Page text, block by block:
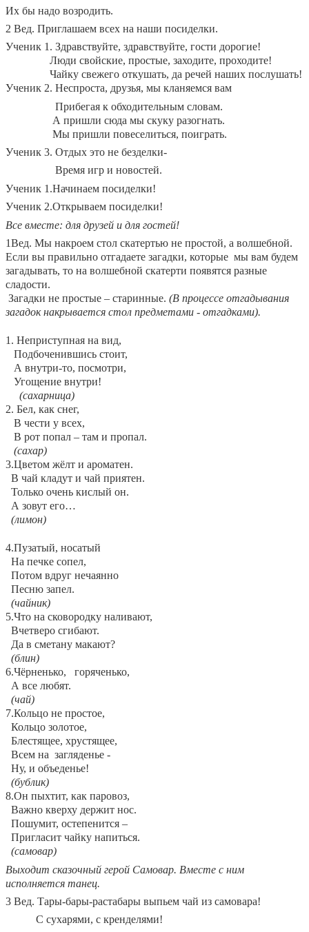
Их бы надо возродить.
2 Вед. Приглашаем всех на наши посиделки.
Ученик 1. Здравствуйте, здравствуйте, гости дорогие!
Люди свойские, простые, заходите, проходите!
Чайку свежего откушать, да речей наших послушать!
Ученик 2. Неспроста, друзья, мы кланяемся вам
Прибегая к обходительным словам.
А пришли сюда мы скуку разогнать.
Мы пришли повеселиться, поиграть.
Ученик 3. Отдых это не безделки-
Время игр и новостей.
Ученик 1.Начинаем посиделки!
Ученик 2.Открываем посиделки!
Все вместе: для друзей и для гостей!
1Вед. Мы накроем стол скатертью не простой, а волшебной.
Если вы правильно отгадаете загадки, которые мы вам будем
загадывать, то на волшебной скатерти появятся разные
сладости.
Загадки не простые – старинные. (В процессе отгадывания
загадок накрывается стол предметами - отгадками).
1. Неприступная на вид,
Подбоченившись стоит,
А внутри-то, посмотри,
Угощение внутри!
(сахарница)
2. Бел, как снег,
В чести у всех,
В рот попал – там и пропал.
(сахар)
3.Цветом жёлт и ароматен.
В чай кладут и чай приятен.
Только очень кислый он.
А зовут его…
(лимон)
4.Пузатый, носатый
На печке сопел,
Потом вдруг нечаянно
Песню запел.
(чайник)
5.Что на сковородку наливают,
Вчетверо сгибают.
Да в сметану макают?
(блин)
6.Чёрненько, горяченько,
А все любят.
(чай)
7.Кольцо не простое,
Кольцо золотое,
Блестящее, хрустящее,
Всем на загляденье -
Ну, и объеденье!
(бублик)
8.Он пыхтит, как паровоз,
Важно кверху держит нос.
Пошумит, остепенится –
Пригласит чайку напиться.
(самовар)
Выходит сказочный герой Самовар. Вместе с ним
исполняется танец.
3 Вед. Тары-бары-растабары выпьем чай из самовара!
С сухарями, с кренделями!